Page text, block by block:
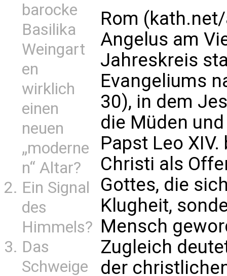
barocke
Basilika
Weingart
en
wirklich
einen
neuen
„moderne
n“ Altar?
Ein Signal
des
Himmels?
Das
Schweige
Rom
Angelus am
Jahreskreis
Evangeliums
30), in dem
die Müden
Papst Leo
Christi als
Gottes, die
Klugheit,
Mensch
Zugleich
der